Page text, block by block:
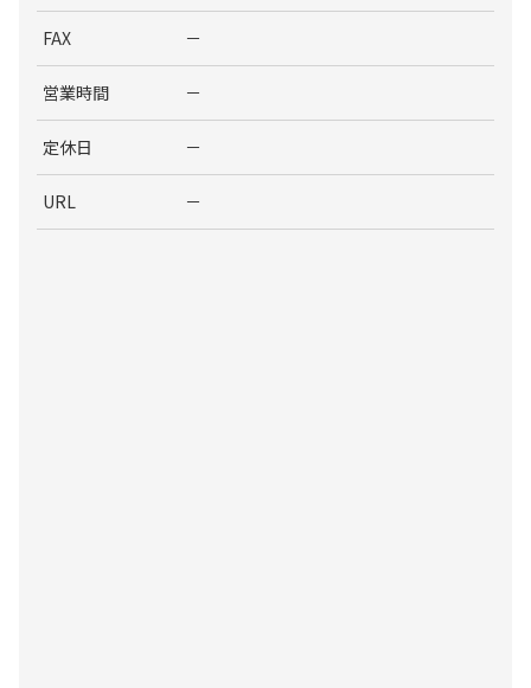
FAX －
営業時間 －
定休日 －
URL －